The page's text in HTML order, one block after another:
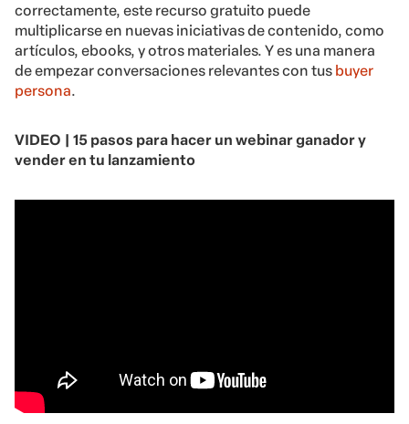
correctamente, este recurso gratuito puede
multiplicarse en nuevas iniciativas de contenido, como
artículos, ebooks, y otros materiales. Y es una manera
de empezar conversaciones relevantes con tus buyer
persona.
VIDEO | 15 pasos para hacer un webinar ganador y
vender en tu lanzamiento